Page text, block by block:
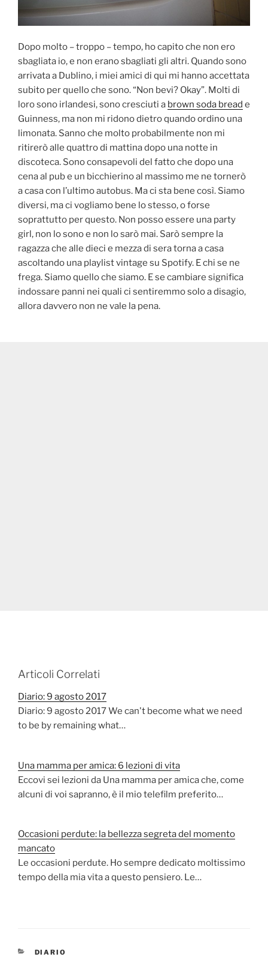
Dopo molto – troppo – tempo, ho capito che non ero
sbagliata io, e non erano sbagliati gli altri. Quando sono
arrivata a Dublino, i miei amici di qui mi hanno accettata
subito per quello che sono. “Non bevi? Okay”. Molti di
loro sono irlandesi, sono cresciuti a brown soda bread e
Guinness, ma non mi ridono dietro quando ordino una
limonata. Sanno che molto probabilmente non mi
ritirerò alle quattro di mattina dopo una notte in
discoteca. Sono consapevoli del fatto che dopo una
cena al pub e un bicchierino al massimo me ne tornerò
a casa con l’ultimo autobus. Ma ci sta bene così. Siamo
diversi, ma ci vogliamo bene lo stesso, o forse
soprattutto per questo. Non posso essere una party
girl, non lo sono e non lo sarò mai. Sarò sempre la
ragazza che alle dieci e mezza di sera torna a casa
ascoltando una playlist vintage su Spotify. E chi se ne
frega. Siamo quello che siamo. E se cambiare significa
indossare panni nei quali ci sentiremmo solo a disagio,
allora davvero non ne vale la pena.
Articoli Correlati
Diario: 9 agosto 2017
Diario: 9 agosto 2017 We can't become what we need
to be by remaining what…
Una mamma per amica: 6 lezioni di vita
Eccovi sei lezioni da Una mamma per amica che, come
alcuni di voi sapranno, è il mio telefilm preferito…
Occasioni perdute: la bellezza segreta del momento
mancato
Le occasioni perdute. Ho sempre dedicato moltissimo
tempo della mia vita a questo pensiero. Le…
CATEGORIE
DIARIO